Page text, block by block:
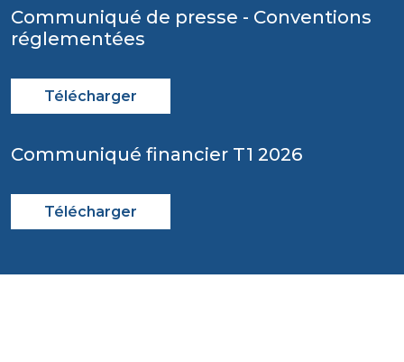
Communiqué de presse - Conventions
réglementées
Télécharger
Communiqué financier T1 2026
Télécharger